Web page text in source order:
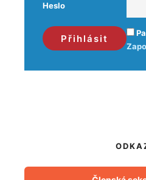
Heslo